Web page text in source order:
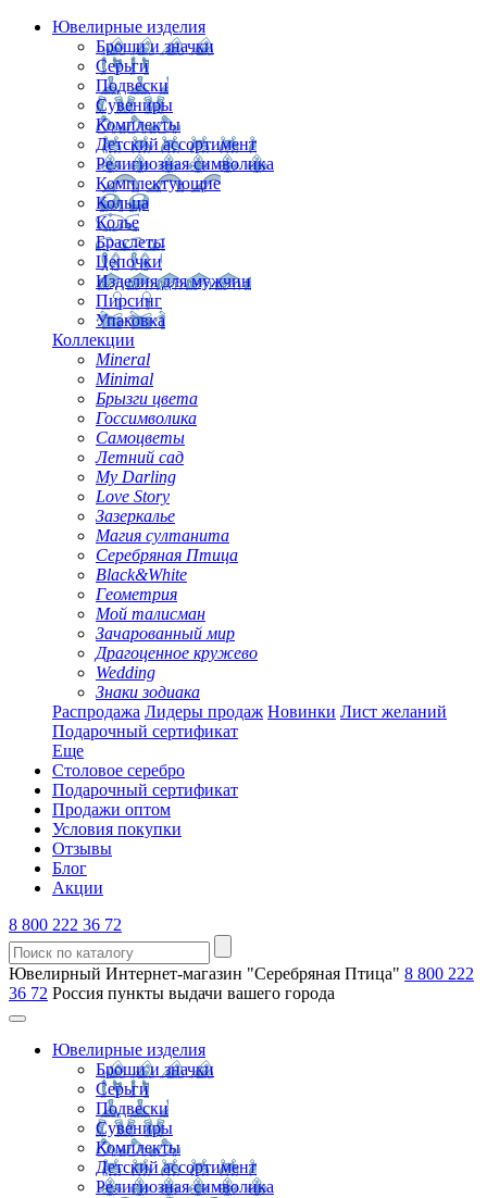
Ювелирные изделия
Броши и значки
Серьги
Подвески
Сувениры
Комплекты
Детский ассортимент
Религиозная символика
Комплектующие
Кольца
Колье
Браслеты
Цепочки
Изделия для мужчин
Пирсинг
Упаковка
Коллекции
Mineral
Minimal
Брызги цвета
Госсимволика
Самоцветы
Летний сад
My Darling
Love Story
Зазеркалье
Магия султанита
Серебряная Птица
Black&White
Геометрия
Мой талисман
Зачарованный мир
Драгоценное кружево
Wedding
Знаки зодиака
Распродажа Лидеры продаж Новинки Лист желаний
Подарочный сертификат
Еще
Столовое серебро
Подарочный сертификат
Продажи оптом
Условия покупки
Отзывы
Блог
Акции
8 800 222 36 72
Ювелирный Интернет-магазин "Серебряная Птица" 8 800 222
36 72 Россия пункты выдачи вашего города
Ювелирные изделия
Броши и значки
Серьги
Подвески
Сувениры
Комплекты
Детский ассортимент
Религиозная символика